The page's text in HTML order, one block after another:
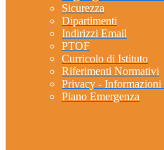
Sicurezza
Dipartimenti
Indirizzi Email
PTOF
Curricolo di Istituto
Riferimenti Normativi
Privacy - Informazioni
Piano Emergenza